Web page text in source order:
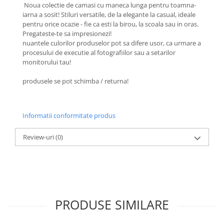
Noua colectie de camasi cu maneca lunga pentru toamna-
iarna a sosit! Stiluri versatile, de la elegante la casual, ideale
pentru orice ocazie - fie ca esti la birou, la scoala sau in oras.
Pregateste-te sa impresionezi!
nuantele culorilor produselor pot sa difere usor, ca urmare a
procesului de executie al fotografiilor sau a setarilor
monitorului tau!
produsele se pot schimba / returna!
Informatii conformitate produs
Review-uri(0)
PRODUSE SIMILARE